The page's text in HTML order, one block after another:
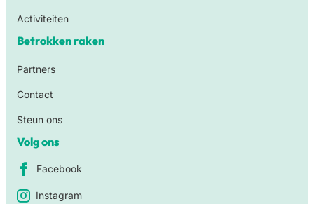
Activiteiten
Betrokken raken
Partners
Contact
Steun ons
Volg ons
Facebook
Instagram